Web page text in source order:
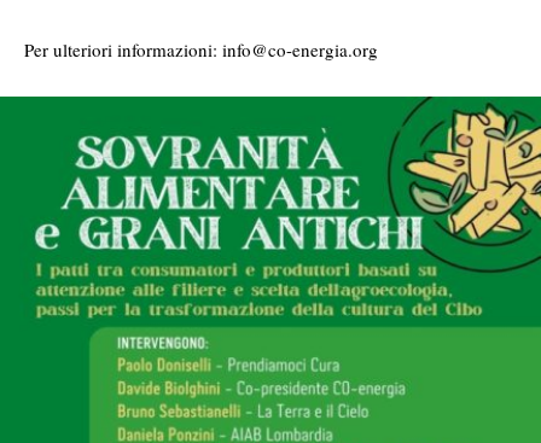
Per ulteriori informazioni: info@co-energia.org